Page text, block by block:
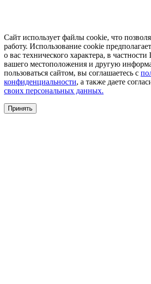
Сайт использует файлы cookie, что
работу. Использование cookie
о вас технического характера, в частности
вашего местоположения и другую
пользоваться сайтом, вы соглашаетесь с
конфиденциальности, а также даете
своих персональных данных.
Принять